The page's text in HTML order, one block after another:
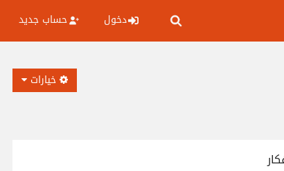
دخول حساب جديد
خيارات